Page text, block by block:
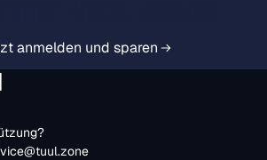
anmelden und sparen